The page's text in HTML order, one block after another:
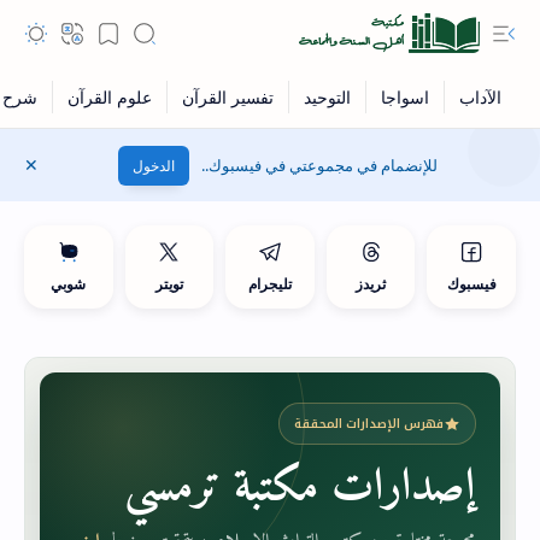
للإنضمام في مجموعتي في فيسبوك.. الدخول
فيسبوك ثريدز تليجرام تويتر شوبي
فهرس الإصدارات المحققة
إصدارات مكتبة ترمسي